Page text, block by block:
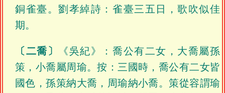
銅雀臺。劉孝綽詩：雀臺三五日，歌吹似佳
期。
〔二喬〕
《吳紀》：喬公有二女，大喬屬孫
策，小喬屬周瑜。按：三國時，喬公有二女皆
國色，孫策納大喬，周瑜納小喬。策從容謂瑜